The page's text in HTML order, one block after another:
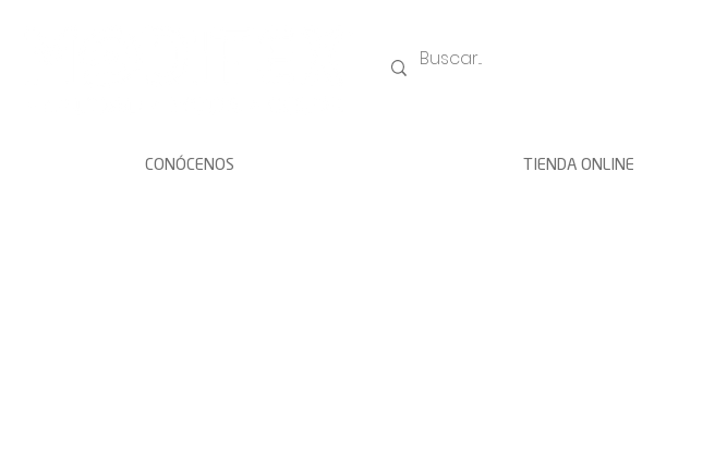
CONÓCENOS TIENDA ONLINE